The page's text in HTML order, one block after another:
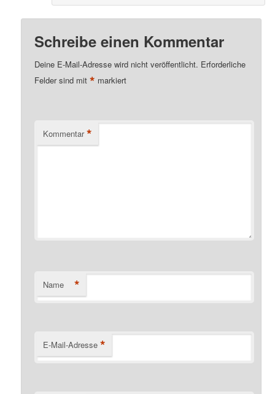
Schreibe einen Kommentar
Deine E-Mail-Adresse wird nicht veröffentlicht. Erforderliche
Felder sind mit* markiert
Kommentar *
Name *
E-Mail-Adresse *